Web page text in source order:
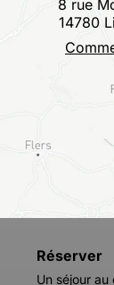
8 rue
14780
Réserver
Un séjour au